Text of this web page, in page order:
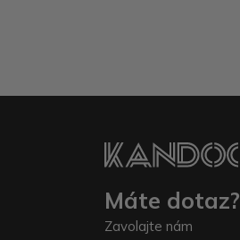
Máte dotaz?
Zavolajte nám